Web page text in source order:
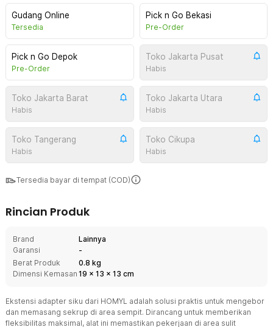
Gudang Online
Tersedia
Pick n Go Bekasi
Pre-Order
Pick n Go Depok
Pre-Order
Toko Jakarta Pusat
Habis
Toko Jakarta Barat
Habis
Toko Jakarta Utara
Habis
Toko Tangerang
Habis
Toko Cikupa
Habis
Tersedia bayar di tempat (COD)
Rincian Produk
Brand
Lainnya
Garansi
-
Berat Produk
0.8 kg
Dimensi Kemasan 19 x 13 x 13 cm
Ekstensi adapter siku dari HOMYL adalah solusi praktis untuk mengebor
dan memasang sekrup di area sempit. Dirancang untuk memberikan
fleksibilitas maksimal, alat ini memastikan pekerjaan di area sulit